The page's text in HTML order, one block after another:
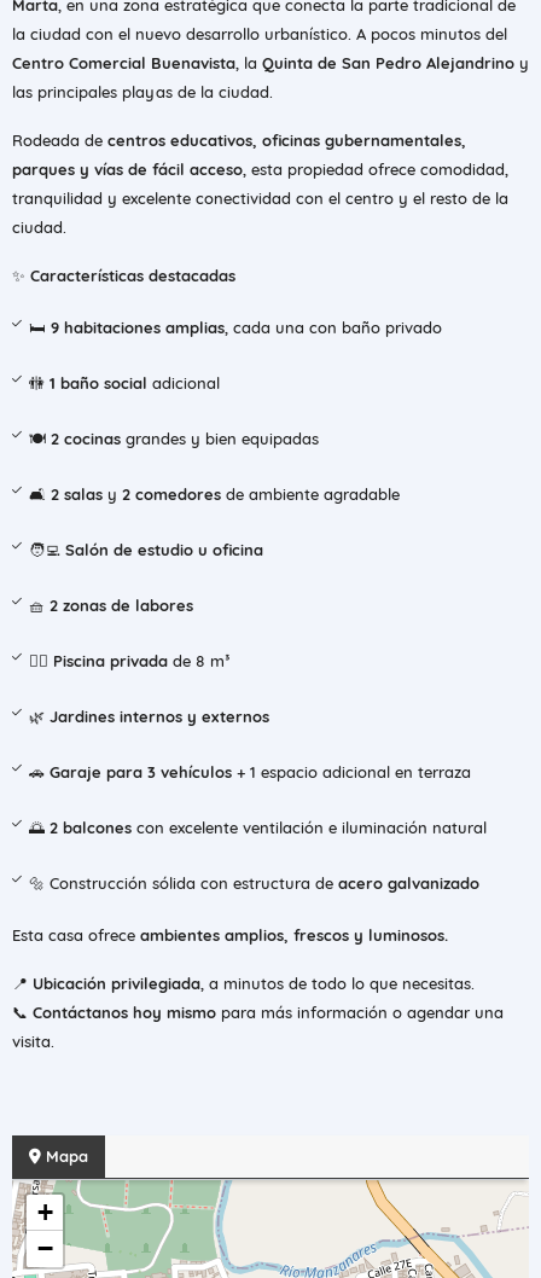
Marta , en una zona estratégica que conecta la parte tradicional de
la ciudad con el nuevo desarrollo urbanístico. A pocos minutos del
Centro Comercial Buenavista , la Quinta de San Pedro Alejandrino y
las principales playas de la ciudad.
Rodeada de centros educativos, oficinas gubernamentales,
parques y vías de fácil acceso , esta propiedad ofrece comodidad,
tranquilidad y excelente conectividad con el centro y el resto de la
ciudad.
✨ Características destacadas
🛏️ 9 habitaciones amplias , cada una con baño privado
🚻 1 baño social adicional
🍽️ 2 cocinas grandes y bien equipadas
🛋️ 2 salas y 2 comedores de ambiente agradable
🧑‍💻 Salón de estudio u oficina
🧺 2 zonas de labores
🏊‍♂️ Piscina privada de 8 m³
🌿 Jardines internos y externos
🚗 Garaje para 3 vehículos + 1 espacio adicional en terraza
🌅 2 balcones con excelente ventilación e iluminación natural
🔩 Construcción sólida con estructura de acero galvanizado
Esta casa ofrece ambientes amplios, frescos y luminosos.
📍 Ubicación privilegiada , a minutos de todo lo que necesitas.
📞 Contáctanos hoy mismo para más información o agendar una
visita.
Mapa
+
−